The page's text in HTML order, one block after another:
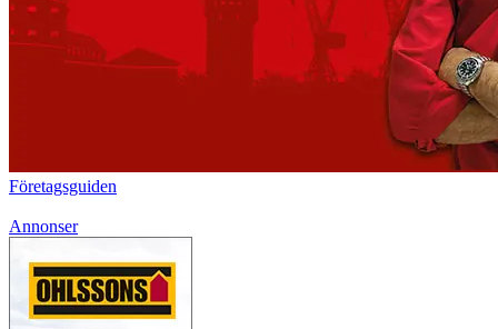
Företagsguiden
Annonser